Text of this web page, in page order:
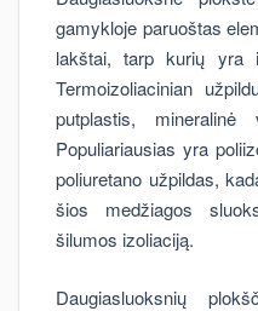
gamykloje paruoštas
lakštai, tarp kurių yra
Termoizoliacinian
putplastis,
Populiariausias yra
poliuretano užpildas,
šios medžiagos
šilumos izoliaciją.
Daugiasluoksnių